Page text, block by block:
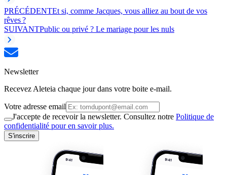
PRÉCÉDENTEt si, comme Jacques, vous alliez au bout de vos
rêves ?
SUIVANTPublic ou privé ? Le mariage pour les nuls
Newsletter
Recevez Aleteia chaque jour dans votre boite e-mail.
Votre adresse email
J'accepte de recevoir la newsletter. Consultez notre Politique de
confidentialité pour en savoir plus.
S'inscrire